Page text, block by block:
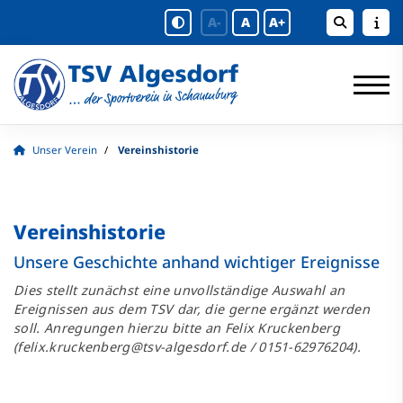
A- A A+
Unser Verein Vereinshistorie
Vereinshistorie
Unsere Geschichte anhand wichtiger Ereignisse
Dies stellt zunächst eine unvollständige Auswahl an
Ereignissen aus dem TSV dar, die gerne ergänzt werden
soll. Anregungen hierzu bitte an Felix Kruckenberg
(felix.kruckenberg@tsv-algesdorf.de/0151-62976204).